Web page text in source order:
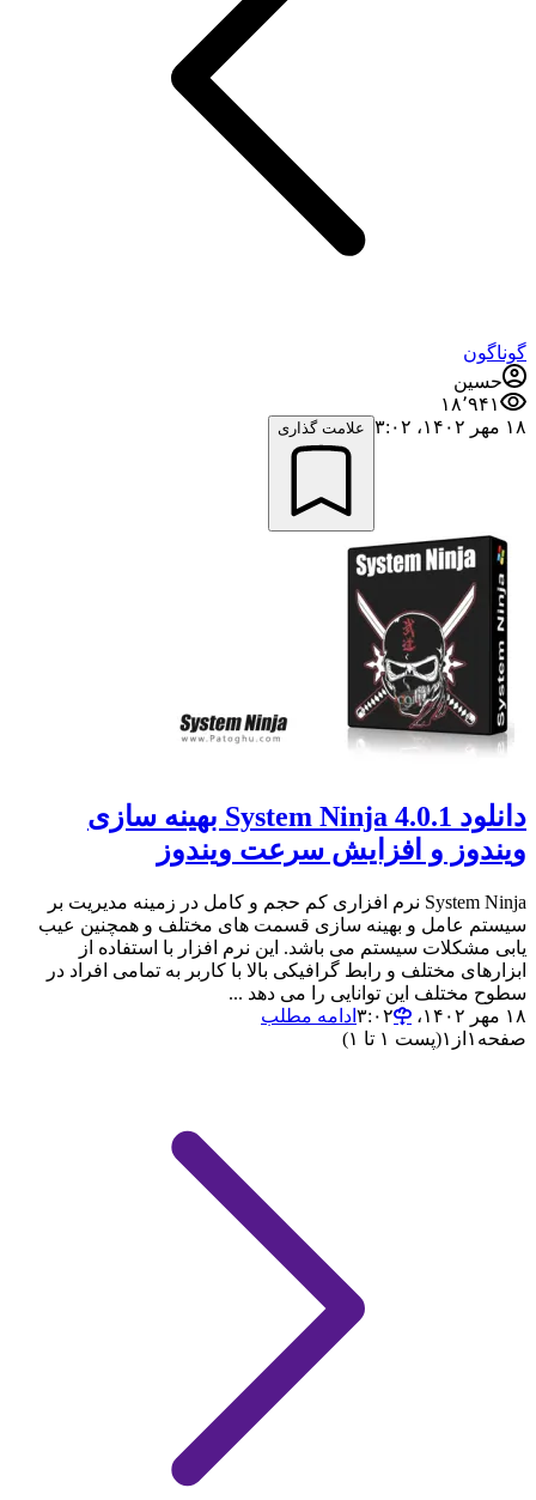
گوناگون
حسین
۱۸٬۹۴۱
۱۸ مهر ۱۴۰۲،‏ ۳:۰۲
علامت گذاری
دانلود System Ninja 4.0.1 بهینه سازی
ویندوز و افزایش سرعت ویندوز
System Ninja نرم افزاری کم حجم و کامل در زمینه مدیریت بر
سیستم عامل و بهینه سازی قسمت های مختلف و همچنین عیب
یابی مشکلات سیستم می باشد. این نرم افزار با استفاده از
ابزارهای مختلف و رابط گرافیکی بالا با کاربر به تمامی افراد در
سطوح مختلف این توانایی را می دهد ...
۱۸ مهر ۱۴۰۲،‏ ۳:۰۲
ادامه مطلب
صفحه ۱ از ۱(پست ۱ تا ۱)